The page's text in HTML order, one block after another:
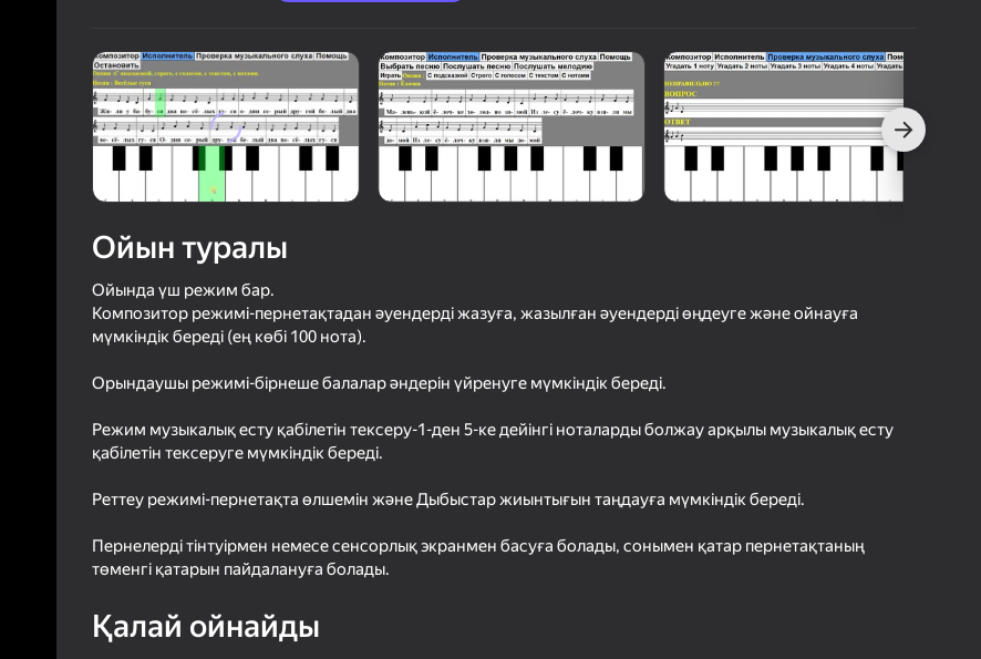
Умное пианино 0+
javasf
Үйретуші
3,8 Ойыншыларды бағалау
Ойнау
Ойын туралы
Ойында үш режим бар.
Композитор режимі-пернетақтадан әуендерді жазуға, жазылған әуендерді өңдеуге және ойнауға
мүмкіндік береді (ең көбі 100 нота).
Орындаушы режимі-бірнеше балалар әндерін үйренуге мүмкіндік береді.
Режим музыкалық есту қабілетін тексеру-1-ден 5-ке дейінгі ноталарды болжау арқылы музыкалық есту
қабілетін тексеруге мүмкіндік береді.
Реттеу режимі-пернетақта өлшемін және Дыбыстар жиынтығын таңдауға мүмкіндік береді.
Пернелерді тінтуірмен немесе сенсорлық экранмен басуға болады, сонымен қатар пернетақтаның
төменгі қатарын пайдалануға болады.
Қалай ойнайды